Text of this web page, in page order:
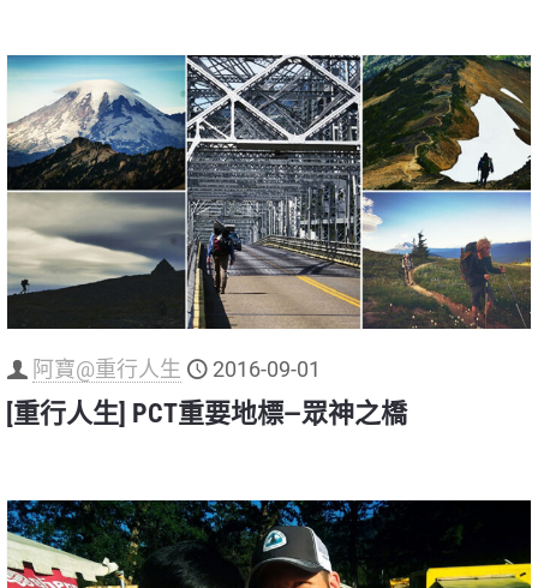
阿寶@重行人生 2016-09-01
[重行人生] PCT重要地標—眾神之橋